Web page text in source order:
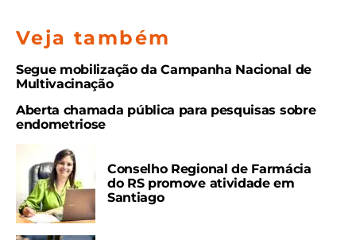
Veja também
Segue mobilização da Campanha Nacional de
Multivacinação
Aberta chamada pública para pesquisas sobre
endometriose
Conselho Regional de Farmácia
do RS promove atividade em
Santiago